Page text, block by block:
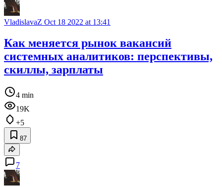
VladislavaZ Oct 18 2022 at 13:41
Как меняется рынок вакансий
системных аналитиков: перспективы,
скиллы, зарплаты
4 min
19K
+5
87
7